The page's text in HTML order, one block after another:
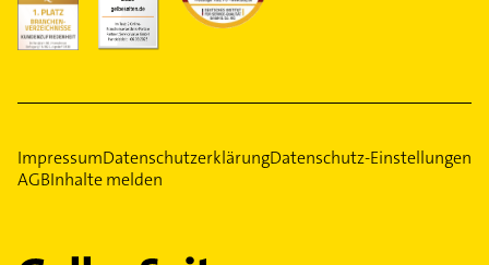
ImpressumDatenschutzerklärungDatenschutz-Einstellungen
AGBInhalte melden